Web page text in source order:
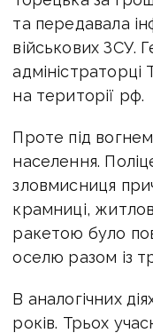
та передавала
військових ЗСУ.
на території рф.
Проте під
населення.
зловмисниця
крамниці,
ракетою було
оселю разом із
В аналогічних
років. Трьох